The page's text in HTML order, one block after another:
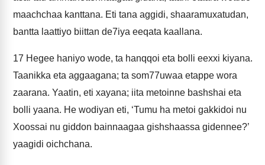
maachchaa kanttana. Eti tana aggidi, shaaramuxatudan,
bantta laattiyo biittan de7iya eeqata kaallana.
17 Hegee haniyo wode, ta hanqqoi eta bolli eexxi kiyana.
Taanikka eta aggaagana; ta som77uwaa etappe wora
zaarana. Yaatin, eti xayana; iita metoinne bashshai eta
bolli yaana. He wodiyan eti, ‘Tumu ha metoi gakkidoi nu
Xoossai nu giddon bainnaagaa gishshaassa gidennee?’
yaagidi oichchana.